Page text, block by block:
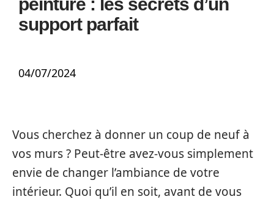
support parfait
04/07/2024
Vous cherchez à donner un coup de neuf à
vos murs ? Peut-être avez-vous simplement
envie de changer l’ambiance de votre
intérieur. Quoi qu’il en soit, avant de vous